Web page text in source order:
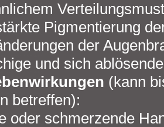
Pigmentierung
der
und sich
(kann
betreffen):
oder schmerzende